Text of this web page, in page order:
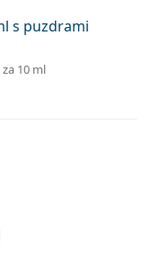
s puzdrami
za 10 ml